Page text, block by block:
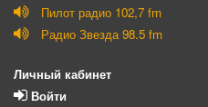
Пилот радио 102,7 fm
Радио Звезда 98.5 fm
Личный кабинет
Войти